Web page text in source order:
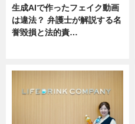
生成AIで作ったフェイク動画
は違法？ 弁護士が解説する名
誉毀損と法的責…